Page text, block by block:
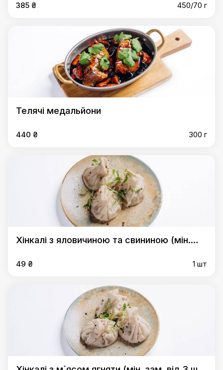
385 ₴ 450/70 г
Телячі медальйони
440 ₴ 300 г
Хінкалі з яловичиною та свининою (мін.
49 ₴ 1 шт